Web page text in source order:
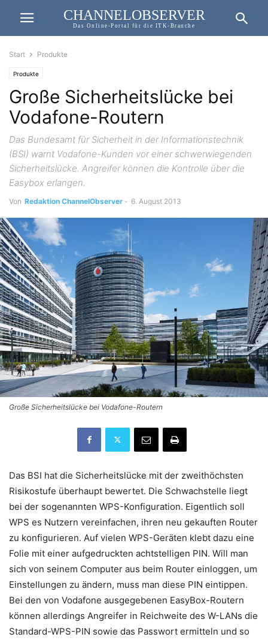
CHANNELOBSERVER
Das Online-Portal für die ITK-Branche
Start Produkte
Produkte
Große Sicherheitslücke bei
Vodafone-Routern
Das Bundesamt für Sicherheit in der Informationstechnik
(BSI) warnt Vodafone-Kunden vor einer schwerwiegenden
Sicherheitslücke. Angreifer können die Kontrolle über die
Easybox erlangen.
Von Redaktion ChannelObserver - 6. August 2013
Große Sicherheitslücke bei Vodafone-Routern
Das BSI hat die Sicherheitslücke mit der zweithöchsten
Risikostufe überhaupt bewertet. Die Schwachstelle liegt
bei der sogenannten WPS-Konfiguration. Eigentlich soll
WPS es Nutzern vereinfachen, ihren neu gekauften Router
zu konfigurieren. Auf vielen WPS-Geräten klebt dazu eine
Folie mit einer aufgedruckten achtstelligen PIN. Will man
sich von seinem Computer aus beim Router einloggen, um
Einstellungen zu ändern, muss man diese PIN eintippen.
Bei den von Vodafone ausgegebenen EasyBox-Routern
können allerdings Angreifer in Reichweite des W-LANs die
Standard-WPS-PIN sowie das Passwort ermitteln und so